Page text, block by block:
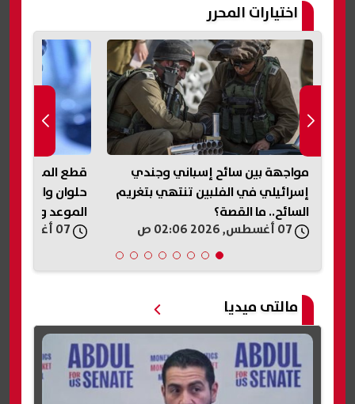
اختيارات المحرر
مواجهة بين سائح إسباني وجندي
إسرائيلي في الفلبين تنتهي بتغريم
السائح.. ما القصة؟
حلوان والتبين
الموعد والأماكن
مالتى ميديا